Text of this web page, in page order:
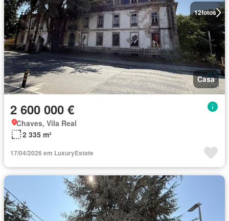
12fotos
Casa
2 600 000 €
Chaves, Vila Real
2 335 m²
17/04/2026 em LuxuryEstate